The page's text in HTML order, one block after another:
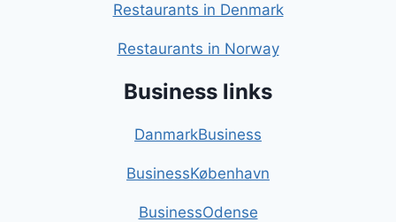
Restaurants in Denmark
Restaurants in Norway
Business links
DanmarkBusiness
BusinessKøbenhavn
BusinessOdense